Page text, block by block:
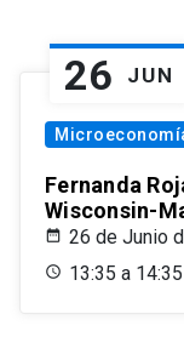
26 JUN
Fernanda
Wisconsin-
26 de Junio
13:35 a 14:35